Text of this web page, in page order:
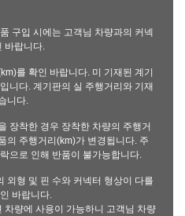
구입 시에는 고객님 차량과의 커넥
바랍니다.
를 확인 바랍니다. 미 기재된 계기
니다. 계기판의 실 주행거리와 기재
니다.
장착한 경우 장착한 차량의 주행거
의 주행거리(km)가 변경됩니다. 주
으로 인해 반품이 불가능합니다.
외형 및 핀 수와 커넥터 형상이 다를
바랍니다.
차량에 사용이 가능하니 고객님 차량